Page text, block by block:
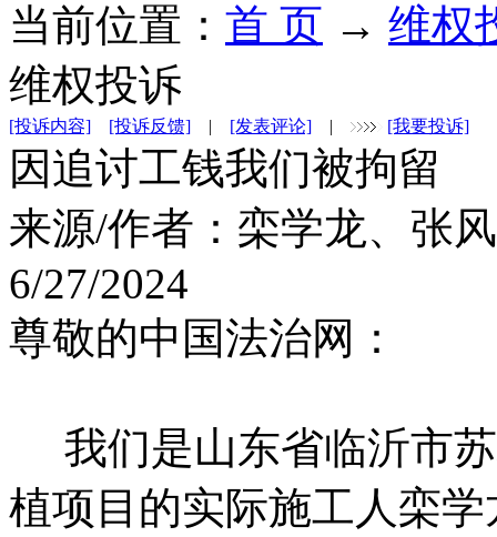
当前位置： 首 页 → 维权
维权投诉
[投诉内容] [投诉反馈] | [发表评论] | [我要投诉]
因追讨工钱我们被拘留
来源/作者： 栾学龙、张
6/27/2024
尊敬的中国法治网：
我们是山东省临沂市
植项目的实际施工人栾